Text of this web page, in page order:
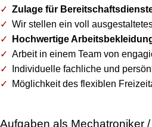
Zulage für
Wir stellen ein voll
Hochwertige
Arbeit in einem Team von
Individuelle fachliche und
Möglichkeit des flexiblen
Aufgaben als Mechatroniker